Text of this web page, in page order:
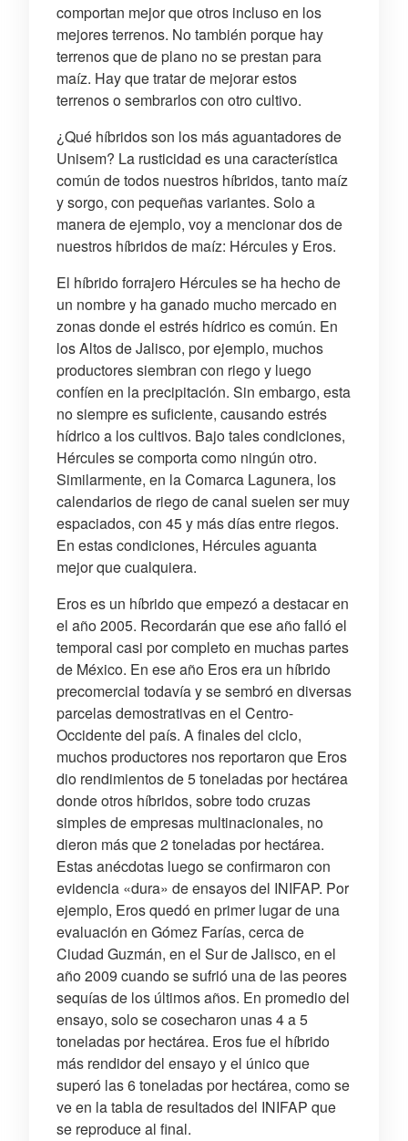
comportan mejor que otros incluso en los
mejores terrenos. No también porque hay
terrenos que de plano no se prestan para
maíz. Hay que tratar de mejorar estos
terrenos o sembrarlos con otro cultivo.
¿Qué híbridos son los más aguantadores de
Unisem? La rusticidad es una característica
común de todos nuestros híbridos, tanto maíz
y sorgo, con pequeñas variantes. Solo a
manera de ejemplo, voy a mencionar dos de
nuestros híbridos de maíz: Hércules y Eros.
El híbrido forrajero Hércules se ha hecho de
un nombre y ha ganado mucho mercado en
zonas donde el estrés hídrico es común. En
los Altos de Jalisco, por ejemplo, muchos
productores siembran con riego y luego
confíen en la precipitación. Sin embargo, esta
no siempre es suficiente, causando estrés
hídrico a los cultivos. Bajo tales condiciones,
Hércules se comporta como ningún otro.
Similarmente, en la Comarca Lagunera, los
calendarios de riego de canal suelen ser muy
espaciados, con 45 y más días entre riegos.
En estas condiciones, Hércules aguanta
mejor que cualquiera.
Eros es un híbrido que empezó a destacar en
el año 2005. Recordarán que ese año falló el
temporal casi por completo en muchas partes
de México. En ese año Eros era un híbrido
precomercial todavía y se sembró en diversas
parcelas demostrativas en el Centro-
Occidente del país. A finales del ciclo,
muchos productores nos reportaron que Eros
dio rendimientos de 5 toneladas por hectárea
donde otros híbridos, sobre todo cruzas
simples de empresas multinacionales, no
dieron más que 2 toneladas por hectárea.
Estas anécdotas luego se confirmaron con
evidencia «dura» de ensayos del INIFAP. Por
ejemplo, Eros quedó en primer lugar de una
evaluación en Gómez Farías, cerca de
Ciudad Guzmán, en el Sur de Jalisco, en el
año 2009 cuando se sufrió una de las peores
sequías de los últimos años. En promedio del
ensayo, solo se cosecharon unas 4 a 5
toneladas por hectárea. Eros fue el híbrido
más rendidor del ensayo y el único que
superó las 6 toneladas por hectárea, como se
ve en la tabla de resultados del INIFAP que
se reproduce al final.